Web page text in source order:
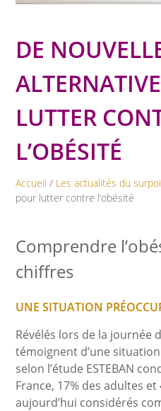
DE
LUTTER
L’OBÉSITÉ
Accueil / Les actualités du
pour lutter contre l’obésité
Comprendre
chiffres
UNE SITUATION
Révélés lors de la journée
témoignent d’une
selon l’étude ESTEBAN
France, 17% des adultes
aujourd’hui considérés